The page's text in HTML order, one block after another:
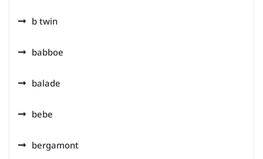
b twin
babboe
balade
bebe
bergamont